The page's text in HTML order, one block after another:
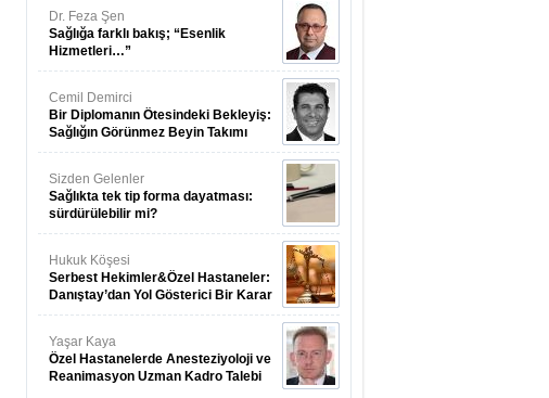
Dr. Feza Şen
Sağlığa farklı bakış; “Esenlik
Hizmetleri…”
Cemil Demirci
Bir Diplomanın Ötesindeki Bekleyiş:
Sağlığın Görünmez Beyin Takımı
Sizden Gelenler
Sağlıkta tek tip forma dayatması:
sürdürülebilir mi?
Hukuk Köşesi
Serbest Hekimler&Özel Hastaneler:
Danıştay’dan Yol Gösterici Bir Karar
Yaşar Kaya
Özel Hastanelerde Anesteziyoloji ve
Reanimasyon Uzman Kadro Talebi